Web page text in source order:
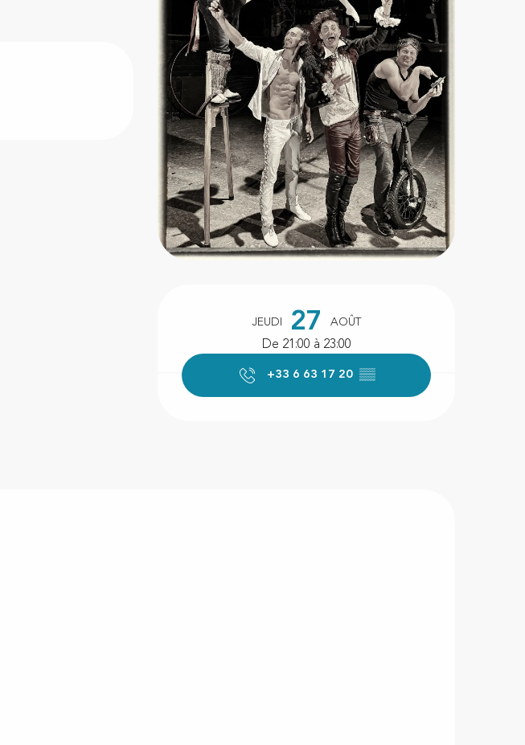
Ouverture et coordonnées
JEUDI 27 AOÛT
De 21:00 à 23:00
+33 6 63 17 20 ▒▒